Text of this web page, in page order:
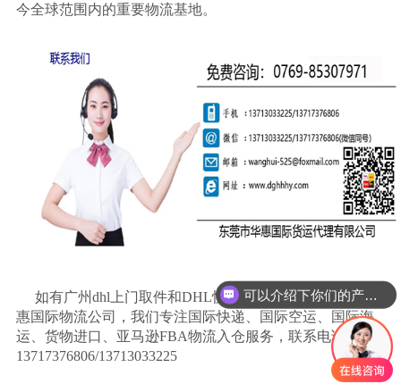
今全球范围内的重要物流基地。
如有广州dhl 上门取件和DHL快递等问题，请咨询东莞华
惠国际物流公司，我们专注国际快递、国际空运、国际海
运、货物进口、亚马逊FBA物流入仓服务，联系电话：
13717376806/13713033225
可以介绍下你们的产品么